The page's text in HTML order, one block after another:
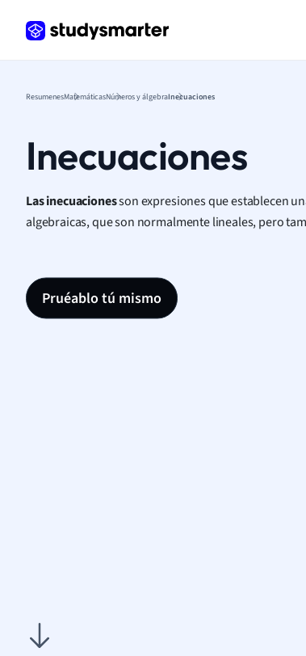
ResumenesMatemáticasNúmeros y álgebraInecuaciones
Inecuaciones
Las inecuacionesson expresiones que establecen
algebraicas, que son normalmente lineales, pero
Pruéablo tú mismo